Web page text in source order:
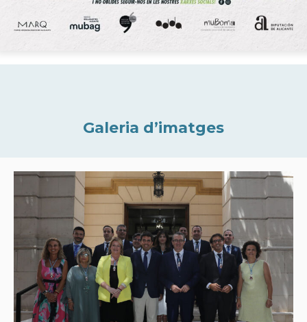
Galeria d’imatges